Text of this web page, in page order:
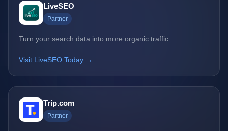
LiveSEO
Partner
Turn your search data into more organic traffic
Visit LiveSEO Today →
Trip.com
Partner